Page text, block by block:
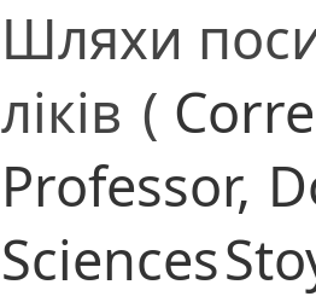
Шляхи
ліків (
Professor,
Sciences